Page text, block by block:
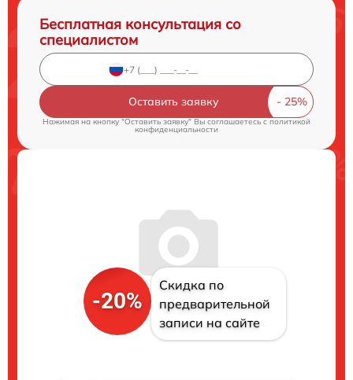
Бесплатная консультация со
специалистом
Оставить заявку
Нажимая на кнопку "Оставить заявку" Вы соглашаетесь cполитикой
конфиденциальности
-20%
Скидка по
предварительной
записи на сайте